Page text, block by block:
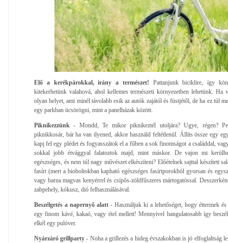
Elő a kerékpárokkal, irány a természet! Pattanjunk biciklire, így
kitekerhetünk valahová, ahol kellemes természeti környezetben lehetünk. Ha
olyan helyet, ami minél távolabb esik az autók zajától és füstjétől, de ha ez túl
egy parkban ücsörögni, mint a panelházak között.
Piknikezzünk - Mondd, Te mikor piknikeztél utoljára? Ugye, régen?
piknikkosár, bár ha van ilyened, akkor használd feltétlenül. Állíts össze egy
kapj fel egy plédet és fogyasszátok el a fűben a sok finomságot a családdal,
sokkal jobb étvággyal falatoztok majd, mint máskor. De vajon mi
egészséges, és nem túl nagy művészet elkészíteni? Előételnek sajttal készített
fasírt (mert a bioboltokban kapható egészséges fasírtporokból gyorsan és
vagy barna magvas kenyérrel és csípős-zöldfűszeres mártogatóssal.
zabpehely, kókusz, dió felhasználásával.
Beszélgetés a napernyő alatt - Használjuk ki a lehetőséget, hogy éttermek
egy finom kávé, kakaó, vagy étel mellett! Mennyivel hangulatosabb így
elkél egy pulóver.
Nyárzáró grillparty - Noha a grillezés a hideg évszakokban is jó elfoglaltság